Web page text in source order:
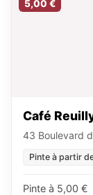
5,00 €
Café
43 Boulevard
Pinte à partir
Pinte à 5,00 €